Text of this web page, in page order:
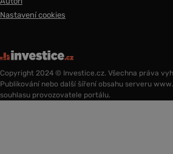
Nastavení cookies
Copyright 2024 © Investice.cz. Všechna práva
Publikování nebo další šíření obsahu serveru
souhlasu provozovatele portálu.